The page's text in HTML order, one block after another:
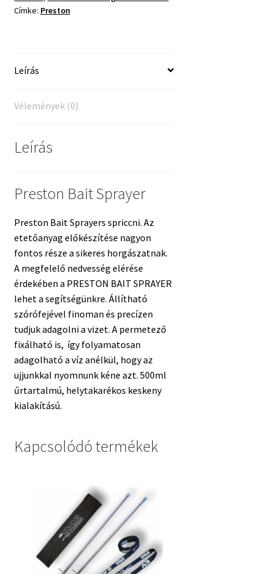
Címke: Preston
Leírás
Vélemények (0)
Leírás
Preston Bait Sprayer
Preston Bait Sprayers spriccni. Az
etetőanyag előkészítése nagyon
fontos része a sikeres horgászatnak.
A megfelelő nedvesség elérése
érdekében a PRESTON BAIT SPRAYER
lehet a segítségünkre. Állítható
szórófejével finoman és precízen
tudjuk adagolni a vizet. A permetező
fixálható is, így folyamatosan
adagolható a víz anélkül, hogy az
ujjunkkal nyomnunk kéne azt. 500ml
űrtartalmú, helytakarékos keskeny
kialakítású.
Kapcsolódó termékek